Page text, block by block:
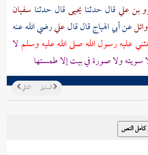
بن عليقال حدثنايحيىقال حدثنا سفيان
عنأبي الهياجقال قالعليرضي الله عنه
عليه رسول الله صلى الله عليه وسلم لا
سويته ولا صورة في بيت إلا طمستها
التالي السابق